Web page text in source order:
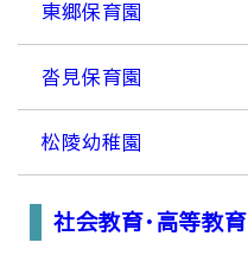
東郷保育園
沓見保育園
松陵幼稚園
社会教育・高等教育